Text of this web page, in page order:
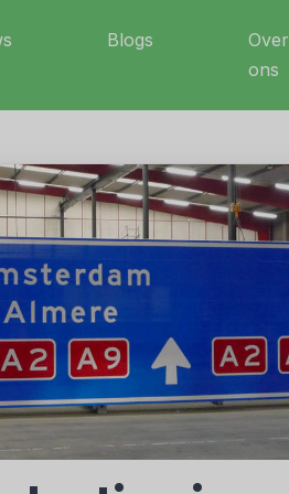
Blogs
Over
ons